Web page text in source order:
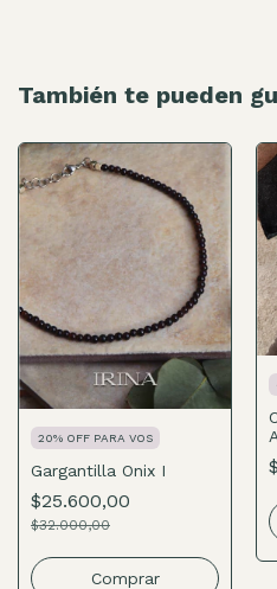
También te pueden
20% OFF PARA VOS
Gargantilla Onix I
$25.600,00
$32.000,00
Comprar